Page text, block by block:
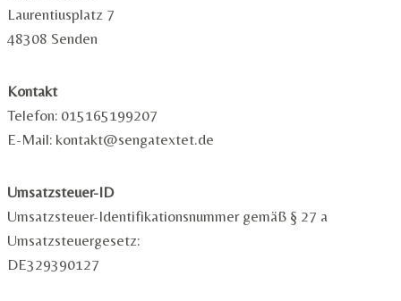
Laurentiusplatz 7
48308 Senden
Kontakt
Telefon: 015165199207
E-Mail: kontakt@sengatextet.de
Umsatzsteuer-ID
Umsatzsteuer-Identifikationsnummer gemäß § 27 a
Umsatzsteuergesetz:
DE329390127